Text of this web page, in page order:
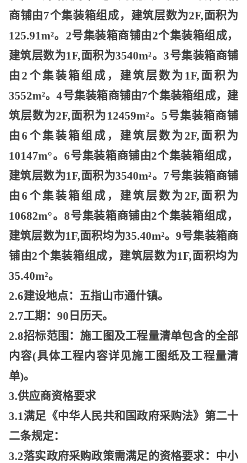
商铺由7个集装箱组成，建筑层数为2F,面积为
125.91m²。2号集装箱商铺由2个集装箱组成，
建筑层数为1F,面积为3540m²。3号集装箱商铺
由2个集装箱组成，建筑层数为1F,面积为
3552m²。4号集装箱商铺由7个集装箱组成，建
筑层数为2F,面积为12459m²。5号集装箱商铺
由6个集装箱组成，建筑层数为2F,面积为
10147m°。6号集装箱商铺由2个集装箱组成，
建筑层数为1F,面积为3540m²。7号集装箱商铺
由6个集装箱组成，建筑层数为2F,面积为
10682m°。8号集装箱商铺由2个集装箱组成，
建筑层数为1F,面积均为35.40m²。9号集装箱商
铺由2个集装箱组成，建筑层数为1F,面积均为
35.40m²。
2.6建设地点：五指山市通什镇。
2.7工期：90日历天。
2.8招标范围：施工图及工程量清单包含的全部
内容(具体工程内容详见施工图纸及工程量清
单)。
3.供应商资格要求
3.1满足《中华人民共和国政府采购法》第二十
二条规定：
3.2落实政府采购政策需满足的资格要求：中小